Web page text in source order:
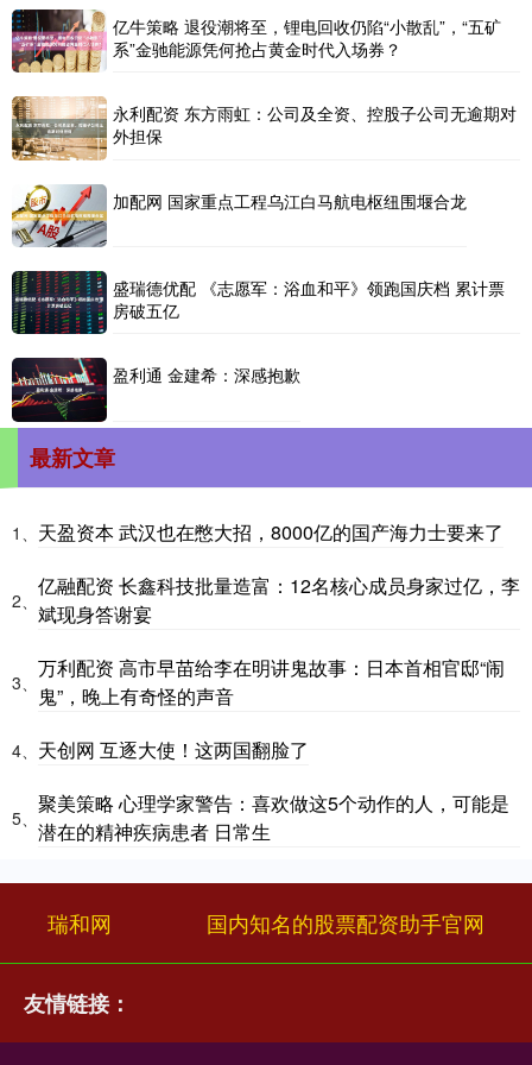
亿牛策略 退役潮将至，锂电回收仍陷“小散乱”，“五矿
系”金驰能源凭何抢占黄金时代入场券？
永利配资 东方雨虹：公司及全资、控股子公司无逾期对
外担保
加配网 国家重点工程乌江白马航电枢纽围堰合龙
盛瑞德优配 《志愿军：浴血和平》领跑国庆档 累计票
房破五亿
盈利通 金建希：深感抱歉
最新文章
1、 天盈资本 武汉也在憋大招，8000亿的国产海力士要来了
2、
亿融配资 长鑫科技批量造富：12名核心成员身家过亿，李
斌现身答谢宴
3、
万利配资 高市早苗给李在明讲鬼故事：日本首相官邸“闹
鬼”，晚上有奇怪的声音
4、 天创网 互逐大使！这两国翻脸了
5、
聚美策略 心理学家警告：喜欢做这5个动作的人，可能是
潜在的精神疾病患者 日常生
瑞和网 国内知名的股票配资助手官网
友情链接：